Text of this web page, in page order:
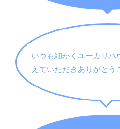
いつも細かくユーカリハ
えていただきありがとう